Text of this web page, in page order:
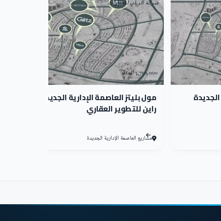
المستثمرين، كما يضم المول العديد من
الجديدة على النحو التالي:
شركة الريان للعقارات
3,750,000 EGP
مول بليتز العاصمة الإدارية الجديدة
راين للتطوير العقاري
مشاريع العاصمة الإدارية الجديدة